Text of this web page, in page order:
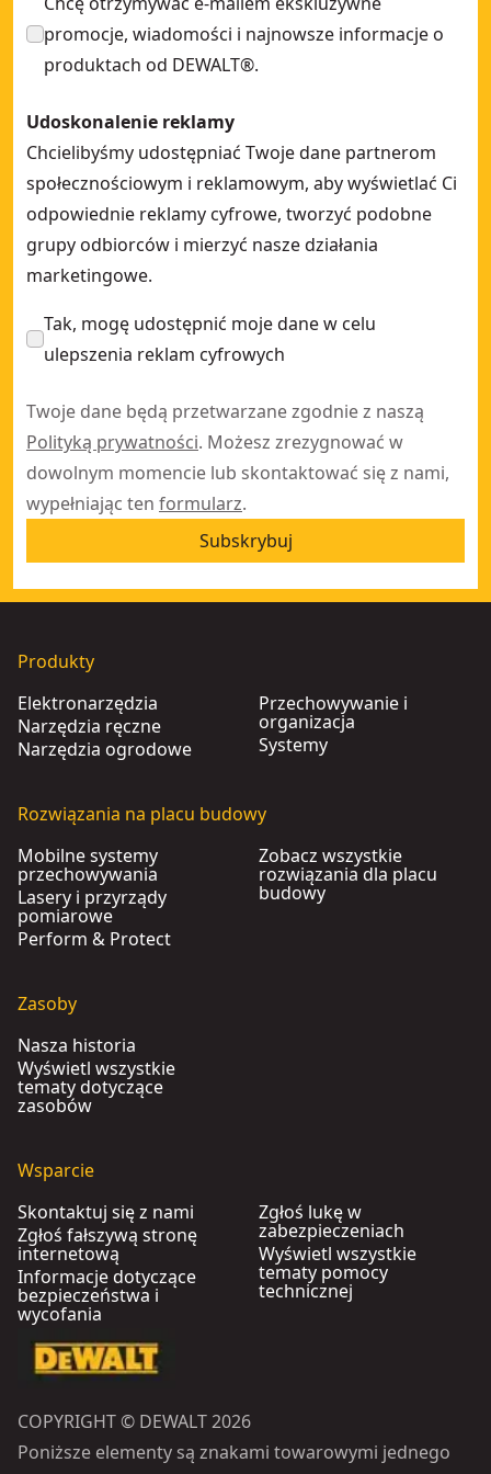
promocje, wiadomości i najnowsze informacje o
produktach od DEWALT®.
Udoskonalenie reklamy
Chcielibyśmy udostępniać Twoje dane partnerom
społecznościowym i reklamowym, aby wyświetlać Ci
odpowiednie reklamy cyfrowe, tworzyć podobne
grupy odbiorców i mierzyć nasze działania
marketingowe.
Tak, mogę udostępnić moje dane w celu
ulepszenia reklam cyfrowych
Twoje dane będą przetwarzane zgodnie z naszą
Polityką prywatności. Możesz zrezygnować w
dowolnym momencie lub skontaktować się z nami,
wypełniając ten formularz.
Subskrybuj
Produkty
Elektronarzędzia
Narzędzia ręczne
Narzędzia ogrodowe
Przechowywanie i
organizacja
Systemy
Rozwiązania na placu budowy
Mobilne systemy
przechowywania
Lasery i przyrządy
pomiarowe
Perform & Protect
Zobacz wszystkie
rozwiązania dla placu
budowy
Zasoby
Nasza historia
Wyświetl wszystkie
tematy dotyczące
zasobów
Wsparcie
Skontaktuj się z nami
Zgłoś fałszywą stronę
internetową
Informacje dotyczące
bezpieczeństwa i
wycofania
Zgłoś lukę w
zabezpieczeniach
Wyświetl wszystkie
tematy pomocy
technicznej
COPYRIGHT © DEWALT 2026
Poniższe elementy są znakami towarowymi jednego